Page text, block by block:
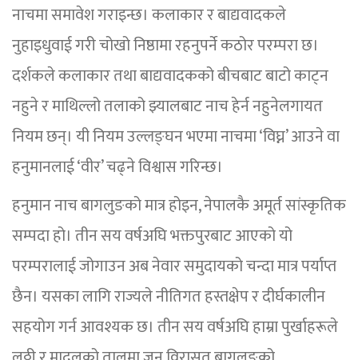
नाचमा समावेश गराइन्छ। कलाकार र बाद्यवादकले
नुहाइधुवाई गरी चोखो निष्ठामा रहनुपर्ने कठोर परम्परा छ।
दर्शकले कलाकार तथा बाद्यवादकको बीचबाट बाटो काट्न
नहुने र माथिल्लो तलाको झ्यालबाट नाच हेर्न नहुनेलगायत
नियम छन्। यी नियम उल्लङ्घन भएमा नाचमा ‘विघ्न’ आउने वा
हनुमानलाई ‘वीर’ चढ्ने विश्वास गरिन्छ।
हनुमान नाच बागलुङको मात्र होइन, नेपालकै अमूर्त सांस्कृतिक
सम्पदा हो। तीन सय वर्षअघि भक्तपुरबाट आएको यो
परम्परालाई जोगाउन अब नेवार समुदायको चन्दा मात्र पर्याप्त
छैन। यसका लागि राज्यले नीतिगत हस्तक्षेप र दीर्घकालीन
सहयोग गर्न आवश्यक छ। तीन सय वर्षअघि हाम्रा पुर्खाहरूले